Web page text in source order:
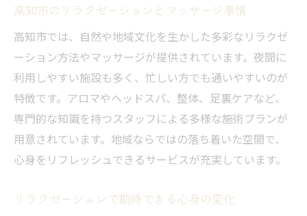
高知市のリラクゼーションとマッサージ事情
高知市では、自然や地域文化を生かした多彩なリラクゼ
ーション方法やマッサージが提供されています。夜間に
利用しやすい施設も多く、忙しい方でも通いやすいのが
特徴です。アロマやヘッドスパ、整体、足裏ケアなど、
専門的な知識を持つスタッフによる多様な施術プランが
用意されています。地域ならではの落ち着いた空間で、
心身をリフレッシュできるサービスが充実しています。
リラクゼーションで期待できる心身の変化